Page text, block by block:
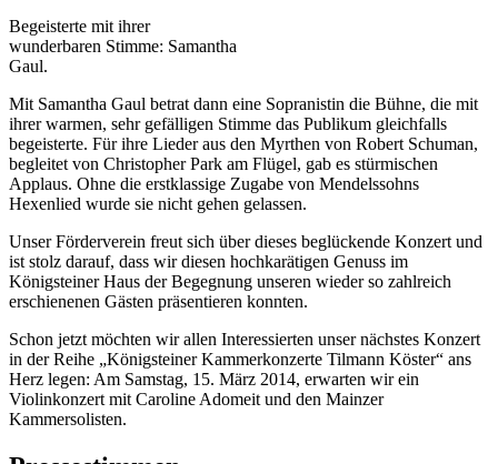
Begeisterte mit ihrer
wunderbaren Stimme: Samantha
Gaul.
Mit Samantha Gaul betrat dann eine Sopranistin die Bühne, die mit
ihrer warmen, sehr gefälligen Stimme das Publikum gleichfalls
begeisterte. Für ihre Lieder aus den Myrthen von Robert Schuman,
begleitet von Christopher Park am Flügel, gab es stürmischen
Applaus. Ohne die erstklassige Zugabe von Mendelssohns
Hexenlied wurde sie nicht gehen gelassen.
Unser Förderverein freut sich über dieses beglückende Konzert und
ist stolz darauf, dass wir diesen hochkarätigen Genuss im
Königsteiner Haus der Begegnung unseren wieder so zahlreich
erschienenen Gästen präsentieren konnten.
Schon jetzt möchten wir allen Interessierten unser nächstes Konzert
in der Reihe „Königsteiner Kammerkonzerte Tilmann Köster“ ans
Herz legen: Am Samstag, 15. März 2014, erwarten wir ein
Violinkonzert mit Caroline Adomeit und den Mainzer
Kammersolisten.